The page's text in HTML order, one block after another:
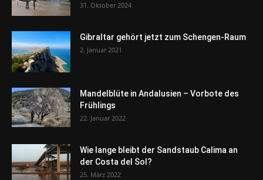
31. Oktober 2024
Gibraltar gehört jetzt zum Schengen-Raum
2. Januar 2021
Mandelblüte in Andalusien – Vorbote des
Frühlings
22. Januar 2022
Wie lange bleibt der Sandstaub Calima an
der Costa del Sol?
25. März 2022